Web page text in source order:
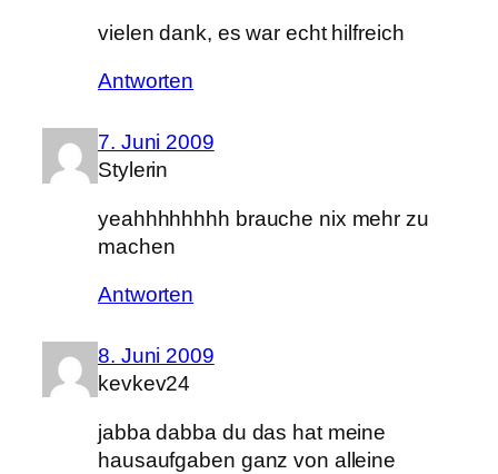
vielen dank, es war echt hilfreich
Antworten
7. Juni 2009
Stylerin
yeahhhhhhhh brauche nix mehr zu
machen
Antworten
8. Juni 2009
kevkev24
jabba dabba du das hat meine
hausaufgaben ganz von alleine